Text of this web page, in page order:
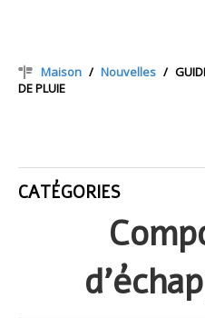
Maison / Nouvelles /
DE PLUIE
CATÉGORIES